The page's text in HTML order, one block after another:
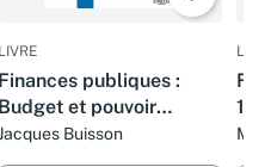
LIVRE
Finances publiques :
Budget et pouvoir
Buisson